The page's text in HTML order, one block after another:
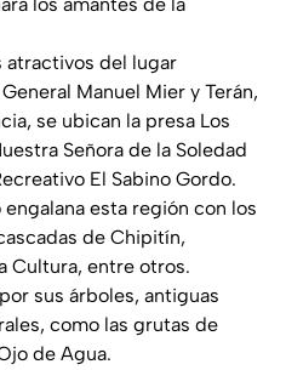
atractivos del lugar
Manuel Mier y Terán,
se ubican la presa Los
Señora de la Soledad
El Sabino Gordo.
esta región con los
de Chipitín,
Cultura, entre otros.
sus árboles, antiguas
como las grutas de
de Agua.